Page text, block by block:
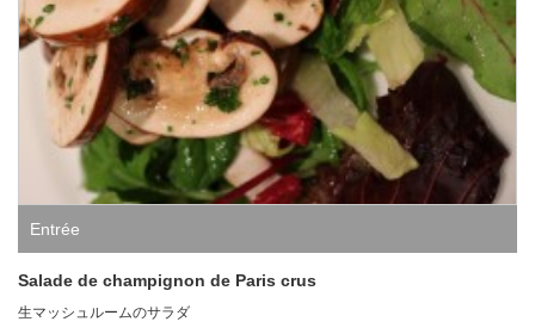
Entrée
Salade de champignon de Paris crus
生マッシュルームのサラダ